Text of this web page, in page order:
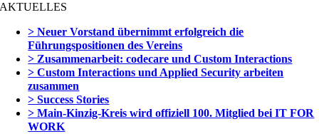
AKTUELLES
> Neuer Vorstand übernimmt erfolgreich die
Führungspositionen des Vereins
> Zusammenarbeit: codecare und Custom Interactions
> Custom Interactions und Applied Security arbeiten
zusammen
> Success Stories
> Main-Kinzig-Kreis wird offiziell 100. Mitglied bei IT FOR
WORK